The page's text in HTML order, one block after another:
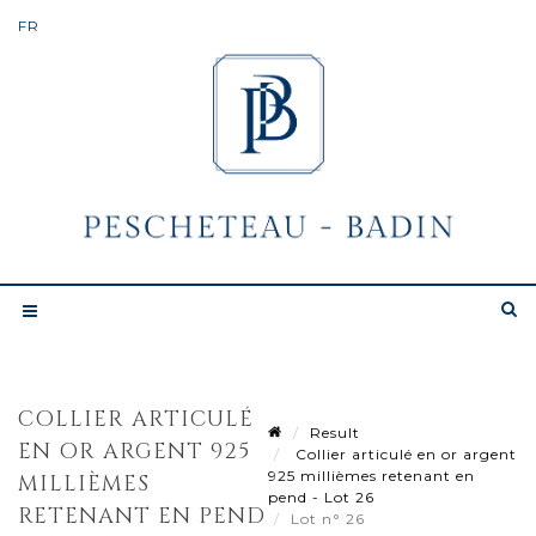
COLLIER ARTICULÉ
EN OR ARGENT 925
MILLIÈMES
RETENANT EN PEND
Result
Collier articulé en or argent
925 millièmes retenant en
pend - Lot 26
Lot n° 26